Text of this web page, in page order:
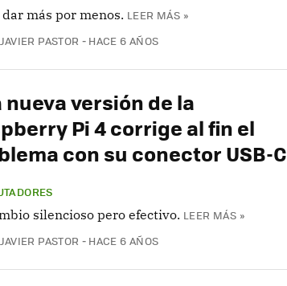
más por menos. LEER MÁS »
JAVIER PASTOR HACE 6 AÑOS
nueva versión de la
Pi 4 corrige al fin el
con su conector USB-C
silencioso pero efectivo. LEER MÁS »
JAVIER PASTOR HACE 6 AÑOS